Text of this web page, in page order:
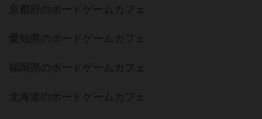
京都府のボードゲームカフェ
愛知県のボードゲームカフェ
福岡県のボードゲームカフェ
北海道のボードゲームカフェ